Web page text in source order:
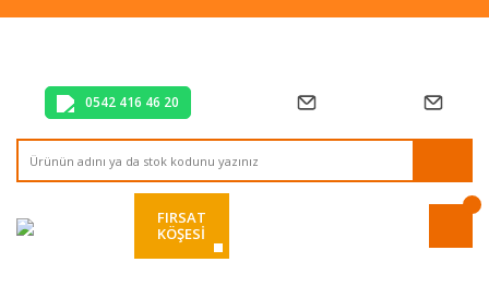
Tüm Alışverişlerde Vade Farksız 2 Taksit!
0542 416 46 20
FIRSAT
KÖŞESİ